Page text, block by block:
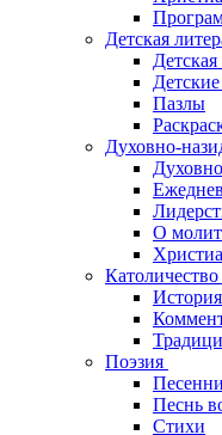
Детская
Пазлы
Духовно-
О
Поэзия
Песнь
Стихи